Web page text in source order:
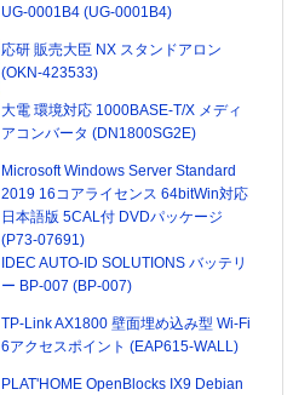
UG-0001B4 (UG-0001B4)
応研 販売大臣 NX スタンドアロン
(OKN-423533)
大電 環境対応 1000BASE-T/X メディ
アコンバータ (DN1800SG2E)
Microsoft Windows Server Standard
2019 16コアライセンス 64bitWin対応
日本語版 5CAL付 DVDパッケージ
(P73-07691)
IDEC AUTO-ID SOLUTIONS バッテリ
ー BP-007 (BP-007)
TP-Link AX1800 壁面埋め込み型 Wi-Fi
6アクセスポイント (EAP615-WALL)
PLAT'HOME OpenBlocks IX9 Debian